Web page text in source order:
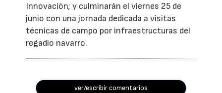
Innovación; y culminarán el viernes 25 de
junio con una jornada dedicada a visitas
técnicas de campo por infraestructuras del
regadío navarro.
ver/escribir comentarios